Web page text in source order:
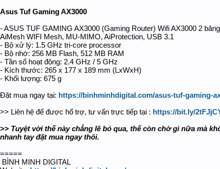
Asus Tuf Gaming AX3000
- ASUS TUF GAMING AX3000 (Gaming Router) Wifi AX3000 2
AiMesh WIFI Mesh, MU-MIMO, AiProtection, USB 3.1
- Bộ xử lý: 1.5 GHz tri-core processor
- Bộ nhớ: 256 MB Flash, 512 MB RAM
- Tần số hoạt động: 2.4 GHz / 5 GHz
- Kích thước: 265 x 177 x 189 mm (LxWxH)
- Khối lượng: 675 g
Đặt mua ngay tại: https://binhminhdigital.com/asus-tuf-gaming-
>> Liên hệ để được hổ trợ, tư vấn trực tiếp tại : https://bit.ly/
>> Tuyệt vời thế này chẳng lẽ bỏ qua, thế còn chờ gì nữa mà
nhanh tay đặt mua ngay thôi.
=====
️ BÌNH MINH DIGITAL ️